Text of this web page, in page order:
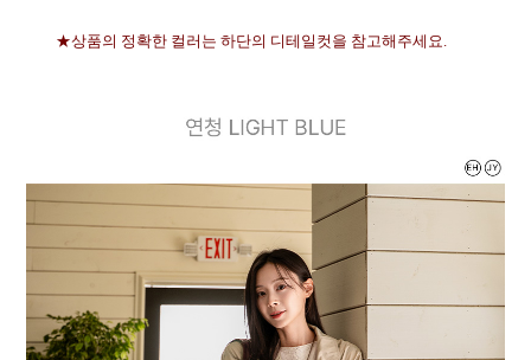
★상품의 정확한 컬러는 하단의 디테일컷을 참고해주세요.